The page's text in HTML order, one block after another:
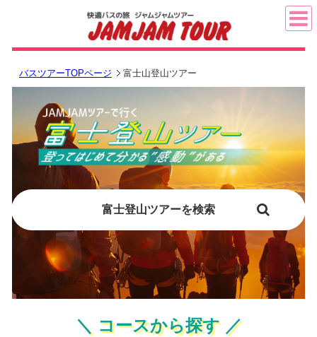
バスツアーTOPページ 富士山登山ツアー
富士登山ツアーを検索
＼ コースから探す ／